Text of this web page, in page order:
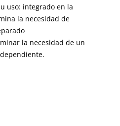
uso: integrado en la
la necesidad de
la necesidad de un